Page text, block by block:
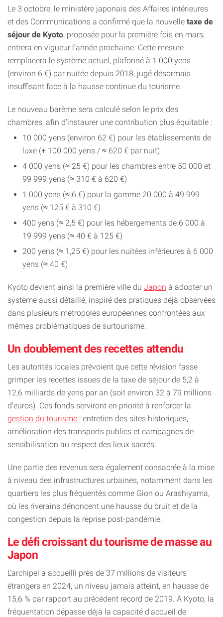
Le 3 octobre, le ministère japonais des Affaires intérieures
et des Communications a confirmé que la nouvelle taxe de
séjour de Kyoto, proposée pour la première fois en mars,
entrera en vigueur l’année prochaine. Cette mesure
remplacera le système actuel, plafonné à 1 000 yens
(environ 6 €) par nuitée depuis 2018, jugé désormais
insuffisant face à la hausse continue du tourisme.
Le nouveau barème sera calculé selon le prix des
chambres, afin d’instaurer une contribution plus équitable :
10 000 yens (environ 62 €) pour les établissements de
luxe (+ 100 000 yens / ≈ 620 € par nuit)
4 000 yens (≈ 25 €) pour les chambres entre 50 000 et
99 999 yens (≈ 310 € à 620 €)
1 000 yens (≈ 6 €) pour la gamme 20 000 à 49 999
yens (≈ 125 € à 310 €)
400 yens (≈ 2,5 €) pour les hébergements de 6 000 à
19 999 yens (≈ 40 € à 125 €)
200 yens (≈ 1,25 €) pour les nuitées inférieures à 6 000
yens (≈ 40 €)
Kyoto devient ainsi la première ville du Japon à adopter un
système aussi détaillé, inspiré des pratiques déjà observées
dans plusieurs métropoles européennes confrontées aux
mêmes problématiques de surtourisme.
Un doublement des recettes attendu
Les autorités locales prévoient que cette révision fasse
grimper les recettes issues de la taxe de séjour de 5,2 à
12,6 milliards de yens par an (soit environ 32 à 79 millions
d’euros). Ces fonds serviront en priorité à renforcer la
gestion du tourisme : entretien des sites historiques,
amélioration des transports publics et campagnes de
sensibilisation au respect des lieux sacrés.
Une partie des revenus sera également consacrée à la mise
à niveau des infrastructures urbaines, notamment dans les
quartiers les plus fréquentés comme Gion ou Arashiyama,
où les riverains dénoncent une hausse du bruit et de la
congestion depuis la reprise post-pandémie.
Le défi croissant du tourisme de masse au
Japon
L’archipel a accueilli près de 37 millions de visiteurs
étrangers en 2024, un niveau jamais atteint, en hausse de
15,6 % par rapport au précédent record de 2019. À Kyoto, la
fréquentation dépasse déjà la capacité d’accueil de